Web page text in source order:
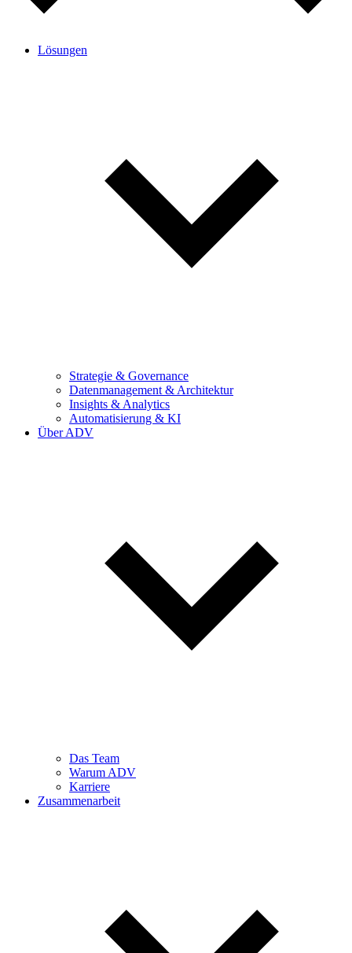
Lösungen
Strategie & Governance
Datenmanagement & Architektur
Insights & Analytics
Automatisierung & KI
Über ADV
Das Team
Warum ADV
Karriere
Zusammenarbeit